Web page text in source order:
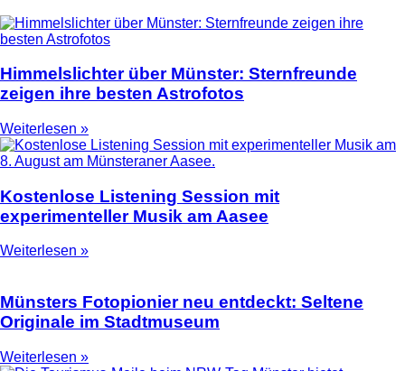
Himmelslichter über Münster: Sternfreunde
zeigen ihre besten Astrofotos
Weiterlesen »
Kostenlose Listening Session mit
experimenteller Musik am Aasee
Weiterlesen »
Münsters Fotopionier neu entdeckt: Seltene
Originale im Stadtmuseum
Weiterlesen »